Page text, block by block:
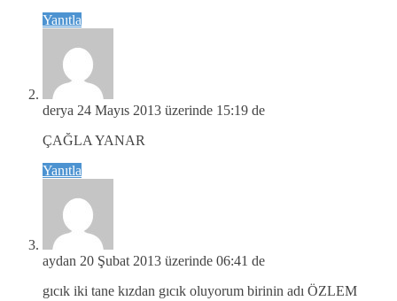
Yanıtla
derya 24 Mayıs 2013 üzerinde 15:19 de
ÇAĞLA YANAR
Yanıtla
aydan 20 Şubat 2013 üzerinde 06:41 de
gıcık iki tane kızdan gıcık oluyorum birinin adı ÖZLEM